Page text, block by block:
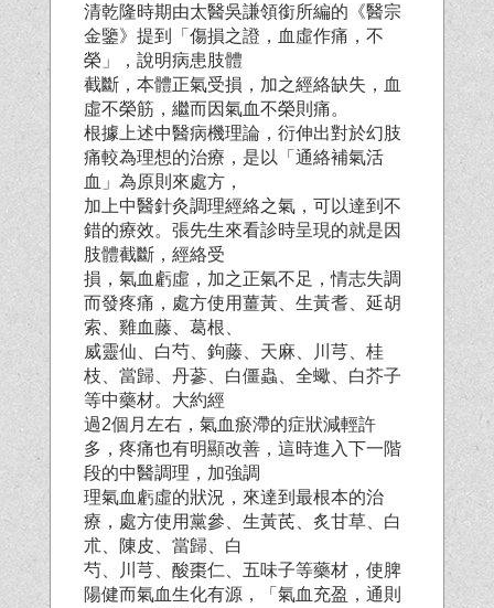
清乾隆時期由太醫吳謙領銜所編的《醫宗
金鑒》提到「傷損之證，血虛作痛，不
榮」，說明病患肢體
截斷，本體正氣受損，加之經絡缺失，血
虛不榮筋，繼而因氣血不榮則痛。
根據上述中醫病機理論，衍伸出對於幻肢
痛較為理想的治療，是以「通絡補氣活
血」為原則來處方，
加上中醫針灸調理經絡之氣，可以達到不
錯的療效。張先生來看診時呈現的就是因
肢體截斷，經絡受
損，氣血虧虛，加之正氣不足，情志失調
而發疼痛，處方使用薑黃、生黃耆、延胡
索、雞血藤、葛根、
威靈仙、白芍、鉤藤、天麻、川芎、桂
枝、當歸、丹蔘、白僵蟲、全蠍、白芥子
等中藥材。大約經
過2個月左右，氣血瘀滯的症狀減輕許
多，疼痛也有明顯改善，這時進入下一階
段的中醫調理，加強調
理氣血虧虛的狀況，來達到最根本的治
療，處方使用黨參、生黃芪、炙甘草、白
朮、陳皮、當歸、白
芍、川芎、酸棗仁、五味子等藥材，使脾
陽健而氣血生化有源，「氣血充盈，通則